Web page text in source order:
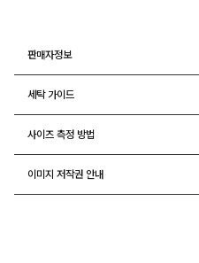
판매자정보
세탁 가이드
사이즈 측정 방법
이미지 저작권 안내